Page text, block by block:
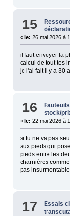
15
« le: 26 mai 2026 à
il faut envoyer la
calcul de tout tes
je l'ai fait il y a 30
16
stock/
« le: 22 mai 2026 à
si tu ne va pas
aux pieds qui
pieds entre les
charnières
pas
17 Essais